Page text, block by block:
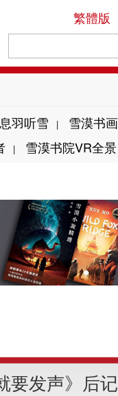
繁體版
息羽听雪 | 雪漠书画
| 雪漠书院VR全景
要发声》后记